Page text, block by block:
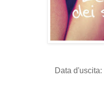
Data d'uscita: